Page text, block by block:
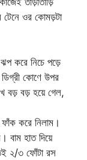
টেনে ওর কোমড়টা
ঝপ করে নিচে পড়ে
কোণে উপর
বড় বড় হয়ে গেল,
ফাঁক করে নিলাম।
বাম হাত দিয়ে
২/৩ ফোঁটা রস